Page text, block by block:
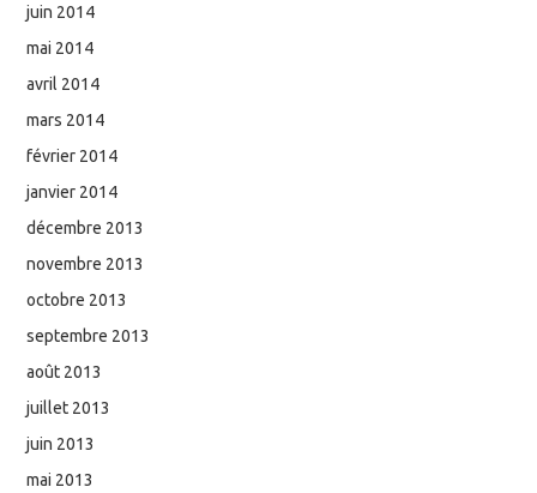
juin 2014
mai 2014
avril 2014
mars 2014
février 2014
janvier 2014
décembre 2013
novembre 2013
octobre 2013
septembre 2013
août 2013
juillet 2013
juin 2013
mai 2013